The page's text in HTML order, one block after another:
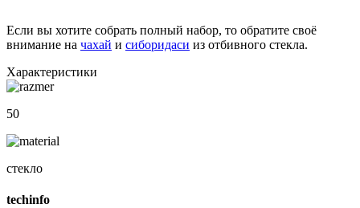
Если вы хотите собрать полный набор, то обратите своё
внимание на чахай и сиборидаси из отбивного стекла.
Характеристики
50
стекло
techinfo